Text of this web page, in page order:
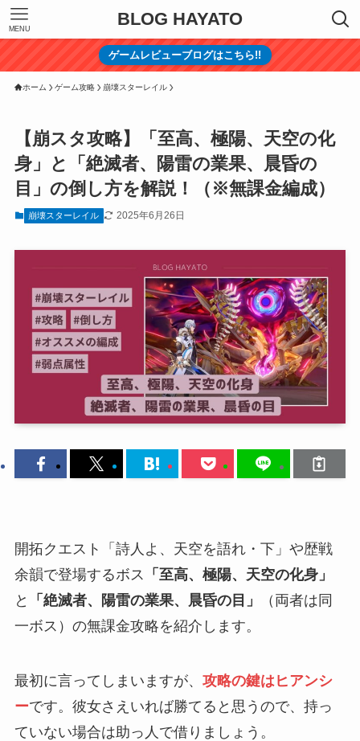
BLOG HAYATO
MENU
ゲームレビューブログはこちら!!
ホーム ゲーム攻略 崩壊スターレイル
【崩スタ攻略】「至高、極陽、天空の化
身」と「絶滅者、陽雷の業果、晨昏の
目」の倒し方を解説！（※無課金編成）
崩壊スターレイル 2025年6月26日
開拓クエスト「詩人よ、天空を語れ・下」や歴戦
余韻で登場するボス
「至高、極陽、天空の化身」
と
「絶滅者、陽雷の業果、晨昏の目」
（両者は同
一ボス）の無課金攻略を紹介します。
最初に言ってしまいますが、 攻略の鍵はヒアンシ
ーです。彼女さえいれば勝てると思うので、持っ
ていない場合は助っ人で借りましょう。